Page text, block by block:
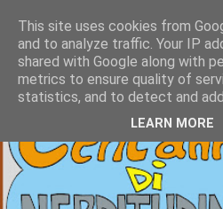
This site uses cookies from
and to analyze traffic. Your IP
shared with Google along with
metrics to ensure quality of
statistics, and to detect and
LEARN MORE